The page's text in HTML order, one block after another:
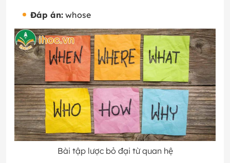
Đáp án: whose
Bài tập lược bỏ đại từ quan hệ